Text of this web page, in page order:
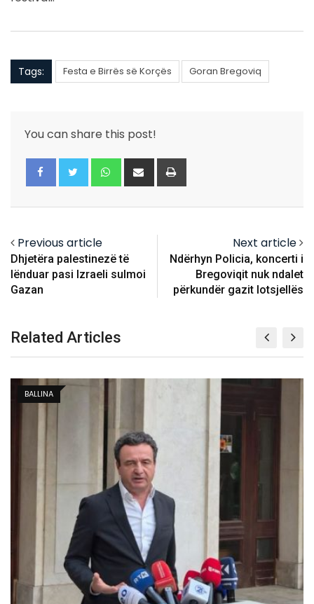
Tags: Festa e Birrës së Korçës Goran Bregoviq
You can share this post!
Whatsapp
Share
via
Previous article
Dhjetëra palestinezë të
lënduar pasi Izraeli sulmoi
Gazan
Next article
Ndërhyn Policia, koncerti i
Bregoviqit nuk ndalet
përkundër gazit lotsjellës
Related Articles